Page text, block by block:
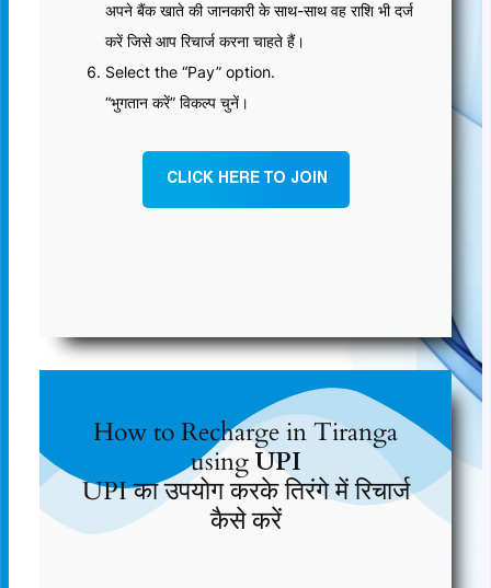
अपने बैंक खाते की जानकारी के साथ-साथ वह राशि भी दर्ज
करें जिसे आप रिचार्ज करना चाहते हैं।
Select the “Pay” option.
“भुगतान करें” विकल्प चुनें।
CLICK HERE TO JOIN
How to Recharge in Tiranga
usingUPI
UPI का उपयोग करके तिरंगे में रिचार्ज
कैसे करें